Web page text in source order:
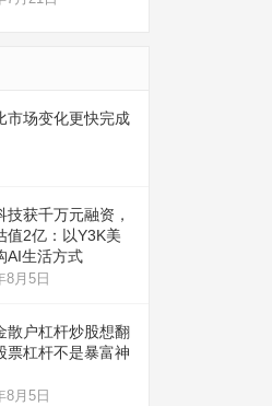
市场变化更快完成
技获千万元融资，
值2亿：以Y3K美
AI生活方式
8月5日
散户杠杆炒股想翻
票杠杆不是暴富神
8月5日